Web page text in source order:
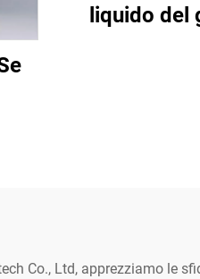
liquido del
Co., Ltd, apprezziamo le